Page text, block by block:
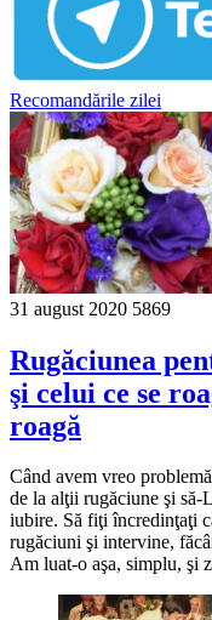
Recomandările zilei
31 august 2020 5869
Rugăciunea
şi celui ce se
roagă
Când avem vreo
de la alţii rugăciune şi să-
iubire. Să fiţi încredinţaţi
rugăciuni şi intervine,
Am luat-o aşa, simplu, şi